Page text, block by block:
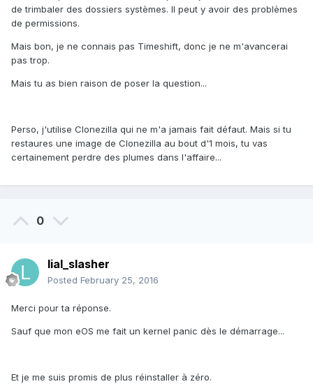
de trimbaler des dossiers systèmes. Il peut y avoir des problèmes
de permissions.
Mais bon, je ne connais pas Timeshift, donc je ne m'avancerai
pas trop.
Mais tu as bien raison de poser la question...
Perso, j'utilise Clonezilla qui ne m'a jamais fait défaut. Mais si tu
restaures une image de Clonezilla au bout d'1 mois, tu vas
certainement perdre des plumes dans l'affaire...
0
lial_slasher
Posted February 25, 2016
Merci pour ta réponse.
Sauf que mon eOS me fait un kernel panic dès le démarrage...
Et je me suis promis de plus réinstaller à zéro.